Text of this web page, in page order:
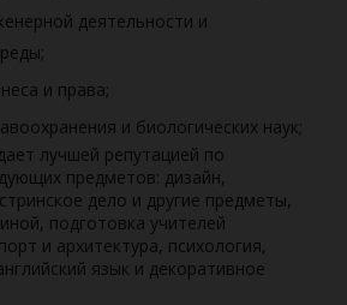
деятельности и
и права;
и биологических наук;
лучшей репутацией по
предметов: дизайн,
дело и другие предметы,
подготовка учителей
и архитектура, психология,
язык и декоративное